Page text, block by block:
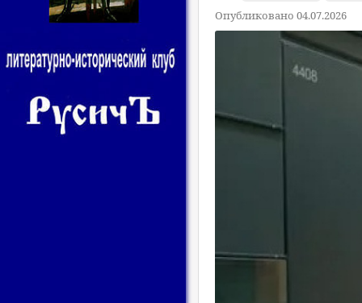
Опубликовано 04.07.2026